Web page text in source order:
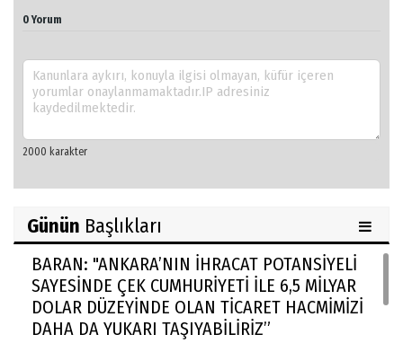
0 Yorum
Günün Başlıkları
BARAN: "ANKARA’NIN İHRACAT POTANSİYELİ
SAYESİNDE ÇEK CUMHURİYETİ İLE 6,5 MİLYAR
DOLAR DÜZEYİNDE OLAN TİCARET HACMİMİZİ
DAHA DA YUKARI TAŞIYABİLİRİZ”